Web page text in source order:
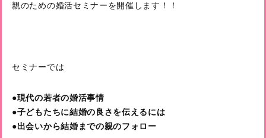
親のための婚活セミナーを開催します！！
セミナーでは
●現代の若者の婚活事情
●子どもたちに結婚の良さを伝えるには
●出会いから結婚までの親のフォロー